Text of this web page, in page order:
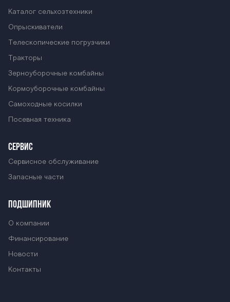
Каталог сельхозтехники
Опрыскиватели
Телескопические погрузчики
Тракторы
Зерноуборочные комбайны
Кормоуборочные комбайны
Самоходные косилки
Посевная техника
СЕРВИС
Сервисное обслуживание
Запасные части
ПОДШИПНИК
О компании
Финансирование
Новости
Контакты